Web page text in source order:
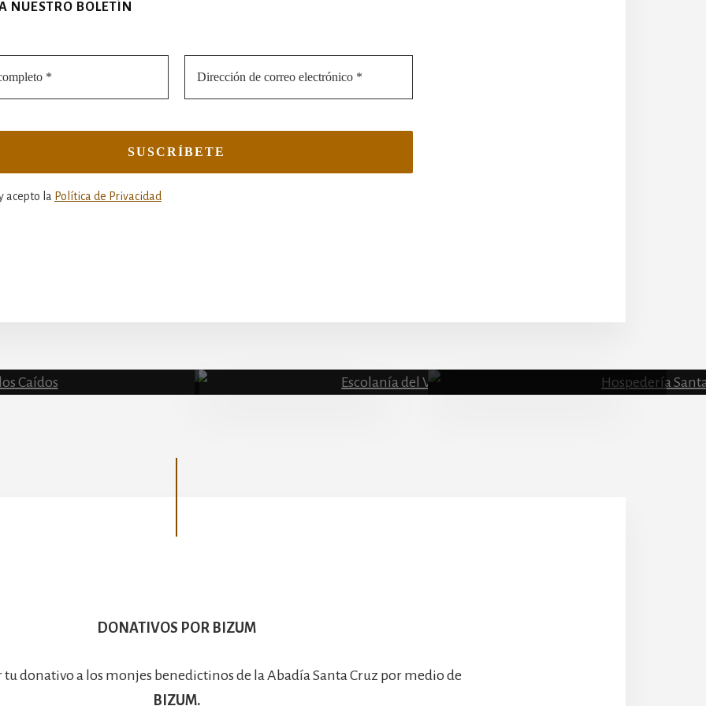
NUESTRO BOLETÍN
acepto la Política de Privacidad
DONATIVOS POR BIZUM
tu donativo a los monjes benedictinos de la Abadía Santa Cruz por medio de
BIZUM.